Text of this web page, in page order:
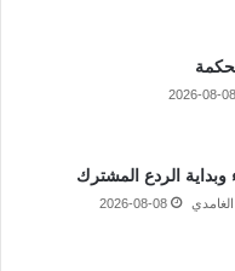
2026-08-08
وبداية الردع المشترك
2026-08-08